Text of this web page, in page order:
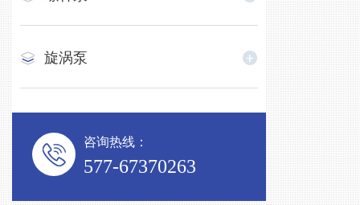
旋涡泵
咨询热线：
577-67370263